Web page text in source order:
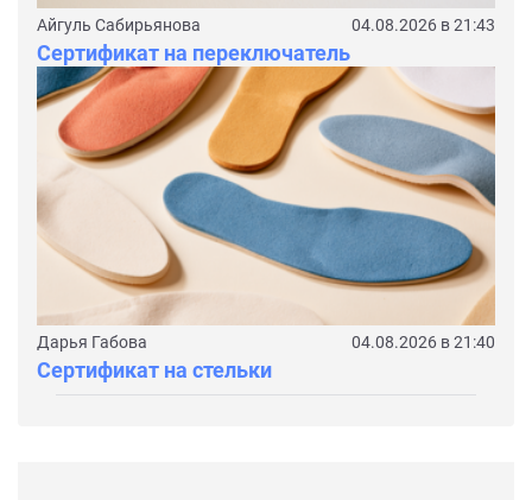
Айгуль Сабирьянова 04.08.2026 в 21:43
Сертификат на переключатель
Дарья Габова 04.08.2026 в 21:40
Сертификат на стельки